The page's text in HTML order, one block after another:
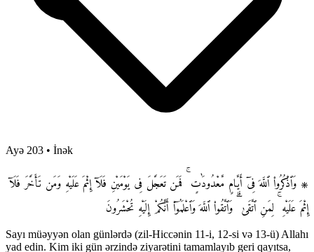
Ayə 203 • İnək
۞ وَٱذْكُرُوا۟ ٱللَّهَ فِىٓ أَيَّامٍ مَّعْدُودَٰتٍ ۚ فَمَن تَعَجَّلَ فِى يَوْمَيْنِ فَلَآ إِثْمَ عَلَيْهِ وَمَن تَأَخَّرَ فَلَآ
إِثْمَ عَلَيْهِ ۚ لِمَنِ ٱتَّقَىٰ ۗ وَٱتَّقُوا۟ ٱللَّهَ وَٱعْلَمُوٓا۟ أَنَّكُمْ إِلَيْهِ تُحْشَرُونَ
Sayı müəyyən olan günlərdə (zil-Hiccənin 11-i, 12-si və 13-ü) Allahı
yad edin. Kim iki gün ərzində ziyarətini tamamlayıb geri qayıtsa,